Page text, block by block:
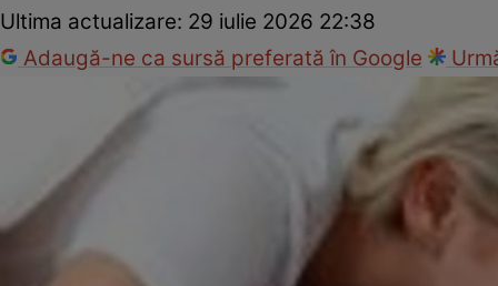
Ultima actualizare: 29 iulie 2026 22:38
Adaugă-ne ca sursă preferată în Google